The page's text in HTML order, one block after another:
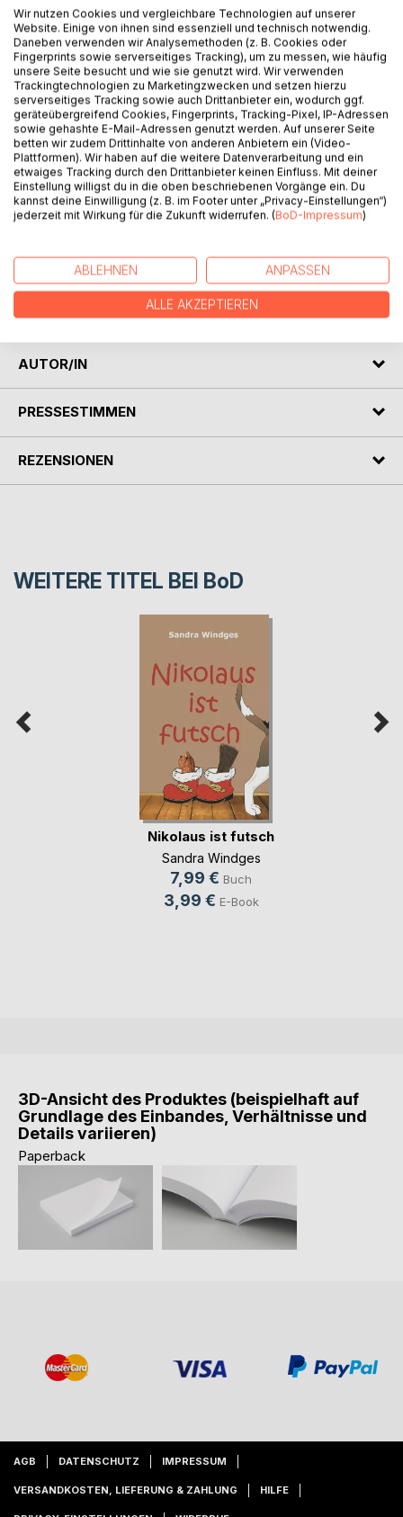
Der zottelige Mischlingshund Nikolaus hat ein schlechtes
Gewissen, dabei ist das angeknabberte Knusperhäuschen
gar nicht das Schlimmste, was er verbockt hat.
Sein Herrchen Lars ist glücklich mit seiner Alice, die von
einer vermeintlich zickigen Nachbarin zu seiner großen
Liebe geworden ist. Aber die Vergangenheit holt sie beide
und auch Lars` Sohn Jasper wieder ein.
Währenddessen gerät bei Guntermanns von nebenan das
Familienglück in eine Schieflage, Marianne Wiegand aus
dem Erdgeschoss wird wachgeküsst und einer reizenden
Pudeldame und ihren beiden Herrchen steht eine große
Überraschung ins Haus.
Wirbel in diese 24 Tage bis zum Fest der Feste.
Ob Nikolaus und die Nachbarschaft trotzdem ein friedliches
Weihnachten feiern werden? Und was hat unser
Lieblingsmischlingshund eigentlich auf dem Kerbholz?
AUTOR/IN
PRESSESTIMMEN
REZENSIONEN
WEITERE TITEL BEI BoD
Nikolaus ist futsch
Sandra Windges
7,99 € Buch
3,99 € E-Book
3D-Ansicht des Produktes (beispielhaft auf
Grundlage des Einbandes, Verhältnisse und
Details variieren)
Paperback
AGB DATENSCHUTZ IMPRESSUM
VERSANDKOSTEN, LIEFERUNG & ZAHLUNG HILFE
Wir nutzen Cookies und vergleichbare Technologien auf unserer
Website. Einige von ihnen sind essenziell und technisch notwendig.
Daneben verwenden wir Analysemethoden (z. B. Cookies oder
Fingerprints sowie serverseitiges Tracking), um zu messen, wie häufig
unsere Seite besucht und wie sie genutzt wird. Wir verwenden
Trackingtechnologien zu Marketingzwecken und setzen hierzu
serverseitiges Tracking sowie auch Drittanbieter ein, wodurch ggf.
geräteübergreifend Cookies, Fingerprints, Tracking-Pixel, IP-Adressen
sowie gehashte E-Mail-Adressen genutzt werden. Auf unserer Seite
betten wir zudem Drittinhalte von anderen Anbietern ein (Video-
Plattformen). Wir haben auf die weitere Datenverarbeitung und ein
etwaiges Tracking durch den Drittanbieter keinen Einfluss. Mit deiner
Einstellung willigst du in die oben beschriebenen Vorgänge ein. Du
kannst deine Einwilligung (z. B. im Footer unter „Privacy-Einstellungen“)
jederzeit mit Wirkung für die Zukunft widerrufen. (BoD-Impressum)
ABLEHNEN ANPASSEN
ALLE AKZEPTIEREN